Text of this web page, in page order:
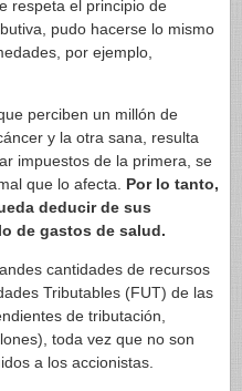
respeta el principio de
pudo hacerse lo mismo
por ejemplo,
perciben un millón de
y la otra sana, resulta
impuestos de la primera, se
que lo afecta. Por lo tanto,
deducir de sus
de gastos de salud.
cantidades de recursos
Tributables (FUT) de las
de tributación,
toda vez que no son
a los accionistas.